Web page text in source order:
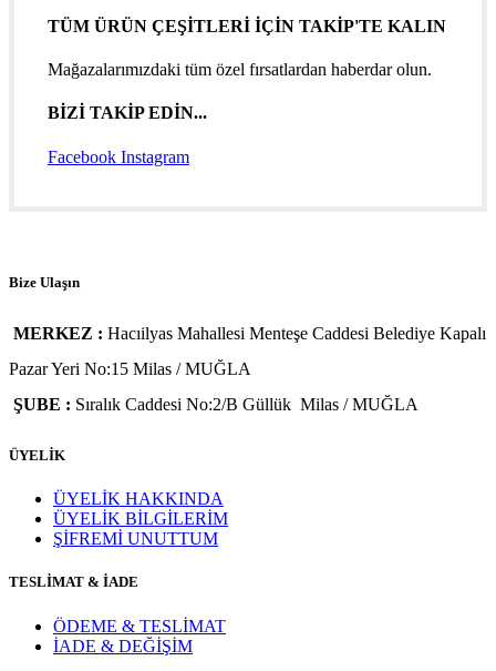
TÜM ÜRÜN ÇEŞİTLERİ İÇİN TAKİP'TE KALIN
Mağazalarımızdaki tüm özel fırsatlardan haberdar olun.
BİZİ TAKİP EDİN...
Facebook Instagram
Bize Ulaşın
MERKEZ : Hacıilyas Mahallesi Menteşe Caddesi Belediye Kapalı
Pazar Yeri No:15 Milas / MUĞLA
ŞUBE : Sıralık Caddesi No:2/B Güllük Milas / MUĞLA
ÜYELİK
ÜYELİK HAKKINDA
ÜYELİK BİLGİLERİM
ŞİFREMİ UNUTTUM
TESLİMAT & İADE
ÖDEME & TESLİMAT
İADE & DEĞİŞİM